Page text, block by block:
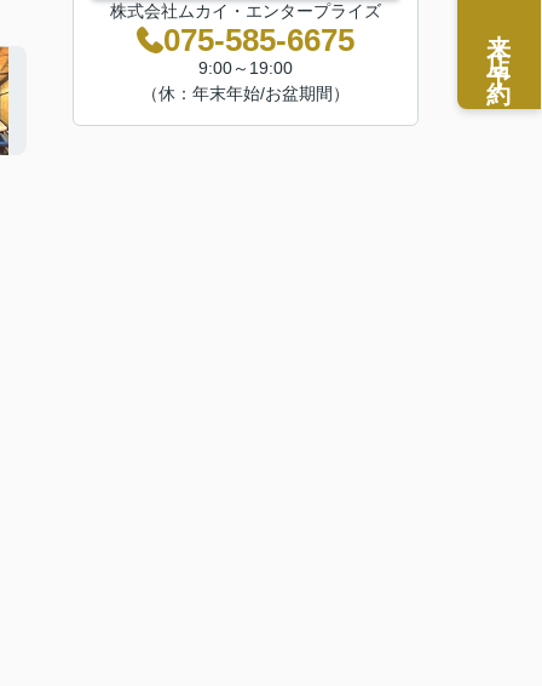
株式会社ムカイ・エンタープライズ
075-585-6675
9:00～19:00
（休：年末年始/お盆期間）
来店予約